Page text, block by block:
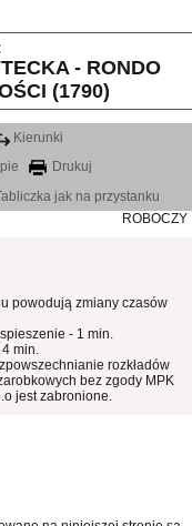
- RONDO
(1790)
Kierunki
Drukuj
jak na przystanku
ROBOCZY
powodują zmiany czasów
- 1 min.
min.
rozkładów
bez zgody MPK
jest zabronione.